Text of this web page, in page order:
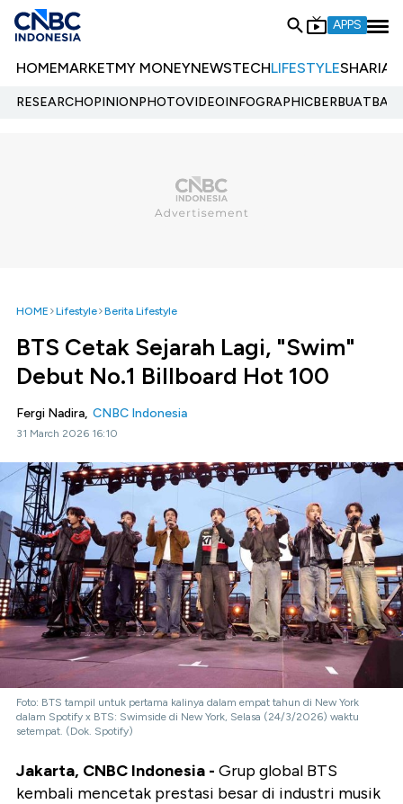
APPS
HOMEMARKETMY MONEYNEWSTECHLIFESTYLESHARIA
RESEARCHOPINIONPHOTOVIDEOINFOGRAPHIC
HOME Lifestyle Berita Lifestyle
BTS Cetak Sejarah Lagi, "Swim"
Debut No.1 Billboard Hot 100
Fergi Nadira, CNBC Indonesia
31 March 2026 16:10
Foto: BTS tampil untuk pertama kalinya dalam empat tahun di New York
dalam Spotify x BTS: Swimside di New York, Selasa (24/3/2026) waktu
setempat. (Dok. Spotify)
Jakarta, CNBC Indonesia - Grup global BTS
kembali mencetak prestasi besar di industri musik